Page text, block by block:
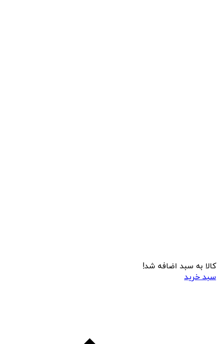
کالا به سبد اضافه شد!
سبد خرید